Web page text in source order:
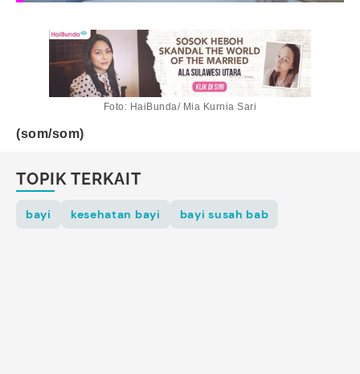
Foto: HaiBunda/ Mia Kurnia Sari
(som/som)
TOPIK TERKAIT
bayi kesehatan bayi bayi susah bab